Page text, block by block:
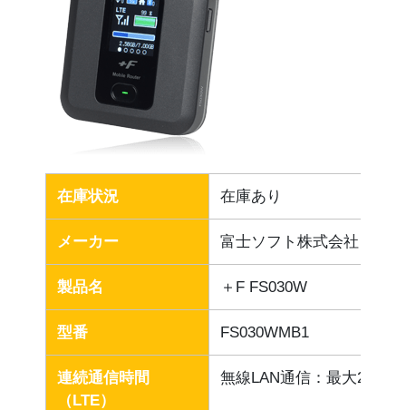
在庫状況 在庫あり
メーカー 富士ソフト株式会社
製品名 ＋F FS030W
型番 FS030WMB1
連続通信時間
（LTE）
無線LAN通信：最大20時